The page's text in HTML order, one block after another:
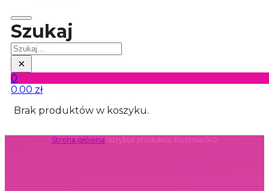
Szukaj
Szukaj
×
0
0.00 zł
Brak produktów w koszyku.
Strona główna Atrybut produktu: Rozmiar 40